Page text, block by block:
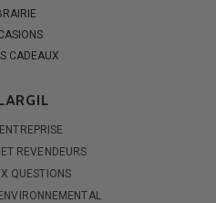
CADEAUX
REVENDEURS
QUESTIONS